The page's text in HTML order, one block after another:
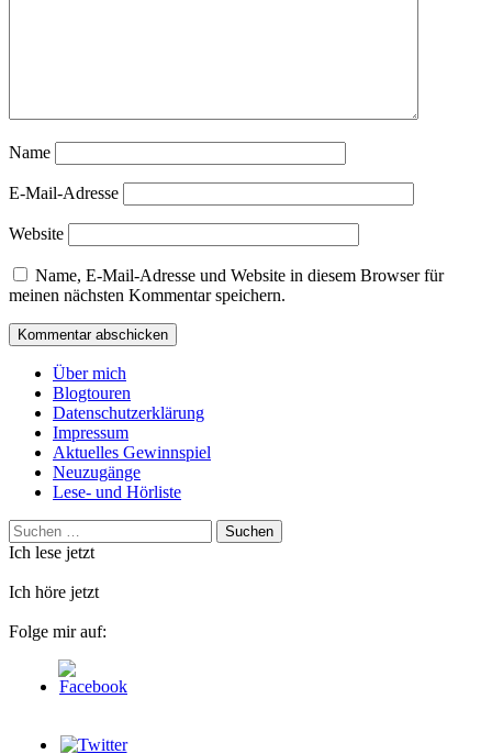
Name
E-Mail-Adresse
Website
Name, E-Mail-Adresse und Website in diesem Browser für
meinen nächsten Kommentar speichern.
Über mich
Blogtouren
Datenschutzerklärung
Impressum
Aktuelles Gewinnspiel
Neuzugänge
Lese- und Hörliste
Suchen
nach:
Ich lese jetzt
Ich höre jetzt
Folge mir auf: